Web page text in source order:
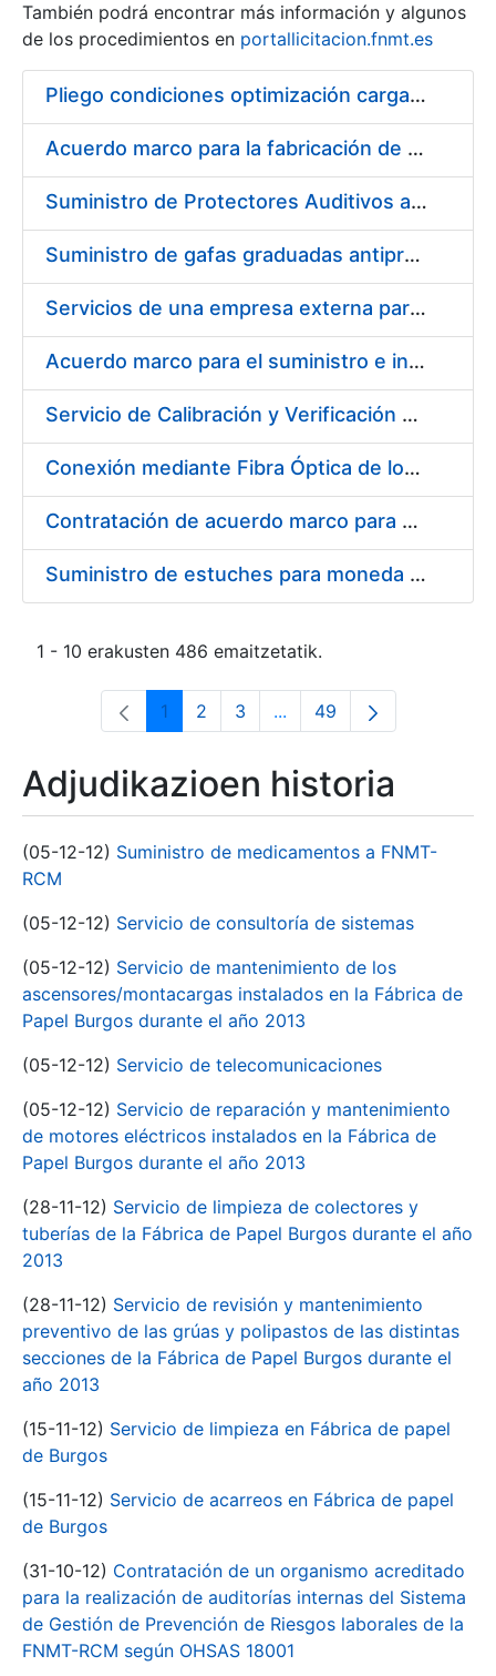
Erakutsi/Ezkutatu
También podrá encontrar más información y algunos
de los procedimientos en portallicitacion.fnmt.es
Pliego condiciones optimización cargas compras firmado
Acuerdo marco para la fabricación de piezas
Suministro de Protectores Auditivos a medida para las personas trabajadoras de los Centros de Trabajo de Madrid y Burgos
Suministro de gafas graduadas antiproyecciones para los trabajadores de la FNMT-RCM en los centros de trabajo de Madrid y Burgos
Servicios de una empresa externa para el asesoramiento y resolución de los recursos de alzada que se presentan relacionados con procesos de selección para la FNMT-RCM
Acuerdo marco para el suministro e instalación de persianas, estores y otros complementos
Servicio de Calibración y Verificación Externa de los Equipos de Medición del Servicio de Prevención de la FNMT-RCM
Conexión mediante Fibra Óptica de los Centros de Proceso de Datos (CPDs) de las sedes de la FNMT-RCM de Burgos y Madrid
Contratación de acuerdo marco para el Suministro de Material de Electricidad para la Fábrica Nacional de Moneda y Timbre-Real Casa de la Moneda en su centro de trabajo de Burgos
Suministro de estuches para moneda de 30 €
1 - 10 erakusten 486 emaitzetatik.
Orrialdea
1 Orrialdea
2 Orrialdea
3 ...Intermediate Pages Use
Orrialdea
49
Adjudikazioen historia
(05-12-12) Suministro de medicamentos a FNMT-
RCM
(05-12-12) Servicio de consultoría de sistemas
(05-12-12) Servicio de mantenimiento de los
ascensores/montacargas instalados en la Fábrica de
Papel Burgos durante el año 2013
(05-12-12) Servicio de telecomunicaciones
(05-12-12) Servicio de reparación y mantenimiento
de motores eléctricos instalados en la Fábrica de
Papel Burgos durante el año 2013
(28-11-12) Servicio de limpieza de colectores y
tuberías de la Fábrica de Papel Burgos durante el año
2013
(28-11-12) Servicio de revisión y mantenimiento
preventivo de las grúas y polipastos de las distintas
secciones de la Fábrica de Papel Burgos durante el
año 2013
(15-11-12) Servicio de limpieza en Fábrica de papel
de Burgos
(15-11-12) Servicio de acarreos en Fábrica de papel
de Burgos
(31-10-12) Contratación de un organismo acreditado
para la realización de auditorías internas del Sistema
de Gestión de Prevención de Riesgos laborales de la
FNMT-RCM según OHSAS 18001